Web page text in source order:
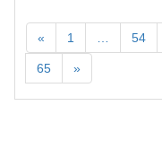
« 1 54
65 »